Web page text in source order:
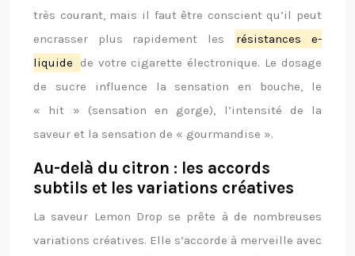
très courant, mais il faut être conscient qu’il peut
encrasser plus rapidement les
résistances e-
liquide
de votre cigarette électronique. Le dosage
de sucre influence la sensation en bouche, le
« hit » (sensation en gorge), l’intensité de la
saveur et la sensation de « gourmandise ».
Au-delà du citron : les accords
subtils et les variations créatives
La saveur Lemon Drop se prête à de nombreuses
variations créatives. Elle s’accorde à merveille avec